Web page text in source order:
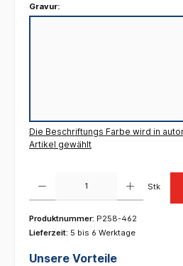
Gravur:
Die Beschriftungs Farbe wird in
Artikel gewählt
Stk
Produktnummer: P258-462
Lieferzeit: 5 bis 6 Werktage
Unsere Vorteile